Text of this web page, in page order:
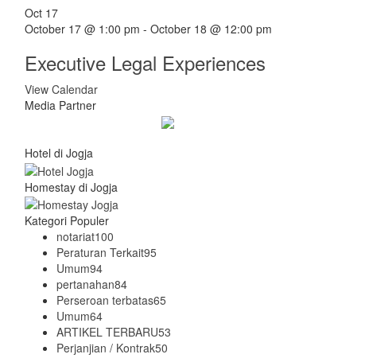
Oct 17
October 17 @ 1:00 pm - October 18 @ 12:00 pm
Executive Legal Experiences
View Calendar
Media Partner
Hotel di Jogja
Homestay di Jogja
Kategori Populer
notariat100
Peraturan Terkait95
Umum94
pertanahan84
Perseroan terbatas65
Umum64
ARTIKEL TERBARU53
Perjanjian / Kontrak50